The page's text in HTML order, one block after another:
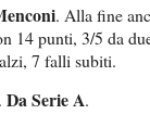
. Alla fine
14 punti, 3/5 da
7 falli subiti.
Da Serie A.